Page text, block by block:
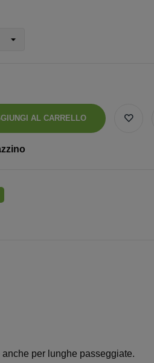
AL CARRELLO
per lunghe passeggiate.